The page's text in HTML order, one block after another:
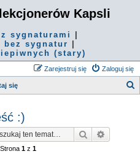
Kapsli
sygnaturami
bez sygnatur
(stary)
Zaloguj się
Zarejestruj się
się
:)
Szukaj
1z 1